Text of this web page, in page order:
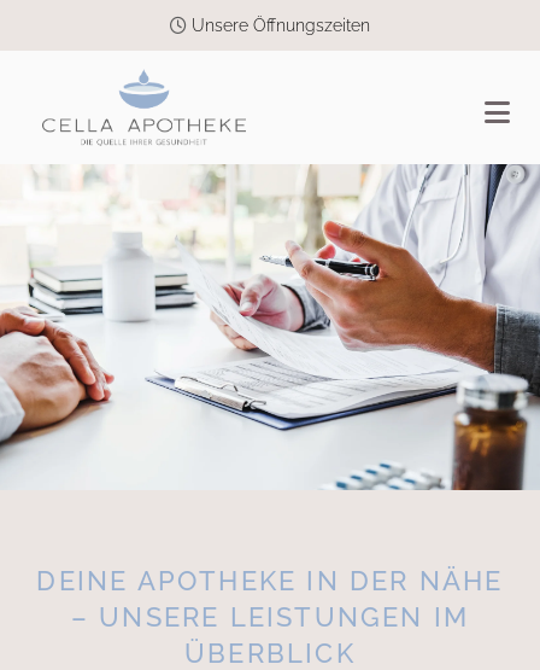
 Unsere Öffnungszeiten
DEINE APOTHEKE IN DER NÄHE
– UNSERE LEISTUNGEN IM
ÜBERBLICK